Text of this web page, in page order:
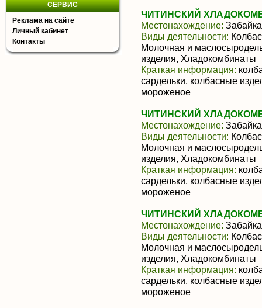
СЕРВИС
Реклама на сайте
Личный кабинет
Контакты
ЧИТИНСКИЙ
Местонахождение:
Виды деятельности:
Молочная и
изделия, Хладокомбинаты
Краткая информация:
сардельки, колбасные
мороженое
ЧИТИНСКИЙ
Местонахождение:
Виды деятельности:
Молочная и
изделия, Хладокомбинаты
Краткая информация:
сардельки, колбасные
мороженое
ЧИТИНСКИЙ
Местонахождение:
Виды деятельности:
Молочная и
изделия, Хладокомбинаты
Краткая информация:
сардельки, колбасные
мороженое